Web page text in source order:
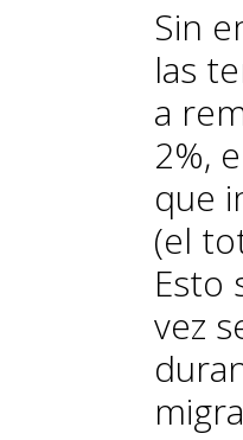
Sin
las
a
2%,
que
(el
Esto
vez